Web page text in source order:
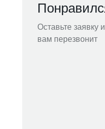
Оставьте
вам перезвонит